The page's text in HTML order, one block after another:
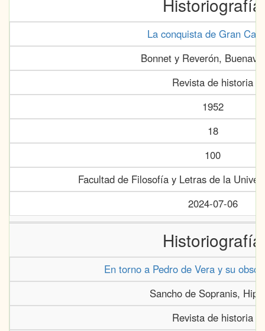
Historiografía
La conquista de Gran
Bonnet y Reverón,
Revista de historia
1952
18
100
Facultad de Filosofía y Letras de la
2024-07-06
Historiografía
En torno a Pedro de Vera y su
Sancho de Sopranis,
Revista de historia